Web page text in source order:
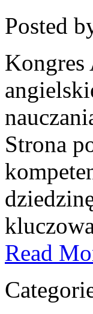
Posted
Strona
Read